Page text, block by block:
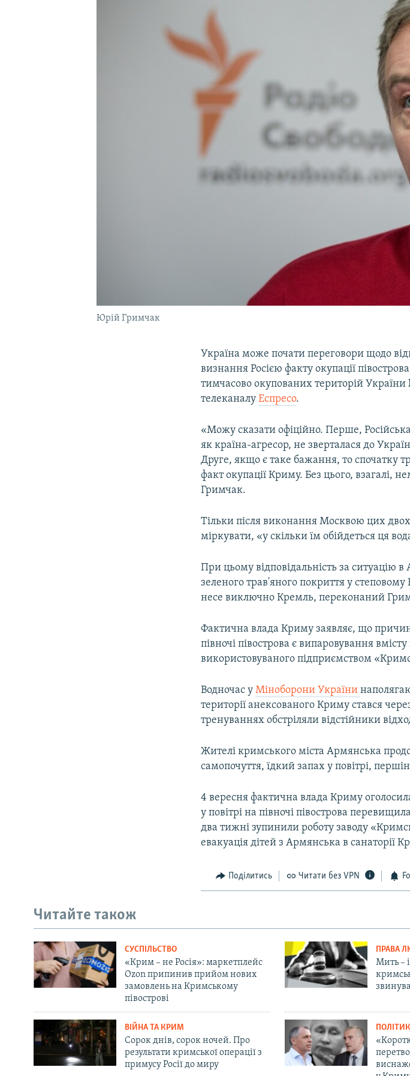
Юрій Гримчак
Україна може почати переговори щодо
визнання Росією факту окупації
тимчасово окупованих територій України
телеканалуЕспресо.
«Можу сказати офіційно. Перше,
як країна-агресор, не зверталася до
Друге, якщо є таке бажання, то спочатку
факт окупації Криму. Без цього, взагалі,
Гримчак.
Тільки після виконання Москвою цих
міркувати, «у скільки їм обійдеться ця
При цьому відповідальність за ситуацію
зеленого трав'яного покриття у
несе виключно Кремль, переконаний
Фактична влада Криму заявляє, що
півночі півострова є випаровування
використовуваного підприємством
Водночас уМіноборони України
території анексованого Криму стався
тренуваннях обстріляли відстійники
Жителі кримського міста Армянська
самопочуття, їдкий запах у повітрі,
4 вересня фактична влада Криму
у повітрі на півночі півострова
два тижні зупинили роботу заводу
евакуація дітей з Армянська в санаторії
Поділитись Читати без VPN
Читайте також
СУСПІЛЬСТВО
«Крим – не Росія»: маркетплейс
Ozon припинив прийом нових
замовлень на Кримському
півострові
ПРАВА
Мить –
ВІЙНА ТА КРИМ
Сорок днів, сорок ночей. Про
результати кримської операції з
примусу Росії до миру